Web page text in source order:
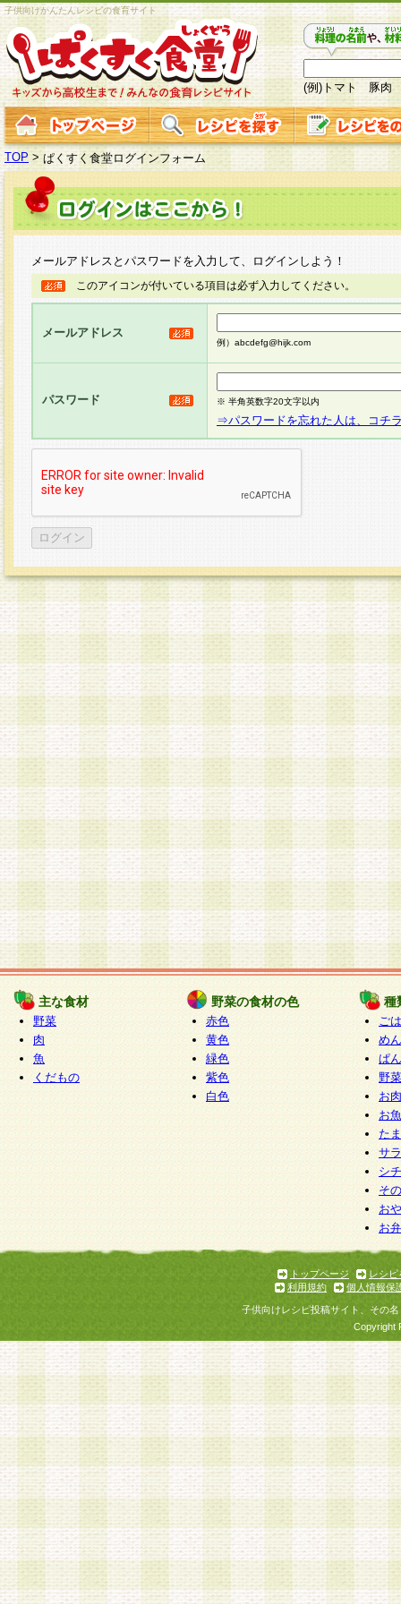
子供向けかんたんレシピの食育サイト
(例)トマト 豚肉
TOP > ぱくすく食堂ログインフォーム
メールアドレスとパスワードを入力して、ログインしよう！
このアイコンが付いている項目は必ず入力してください。
メールアドレス
例）abcdefg@hijk.com
パスワード ※ 半角英数字20文字以内
⇒パスワードを忘れた人は、コチ
主な食材
野菜
肉
魚
くだもの
野菜の食材の色
赤色
黄色
緑色
紫色
白色
種
ご
めん
ぱん
野
お
お
た
サ
シ
そ
お
お
トップページ
レシピ
利用規約
個人情報保
子供向けレシピ投稿サイト、その
Copyright